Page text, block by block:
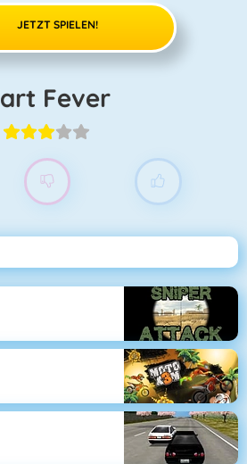
JETZT SPIELEN!
Kart Fever